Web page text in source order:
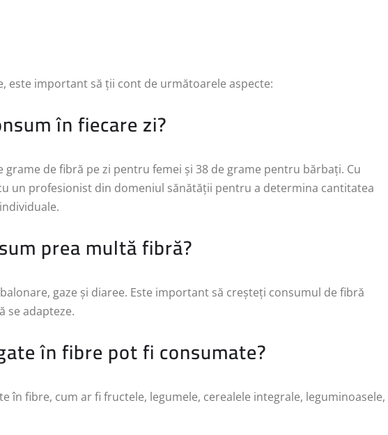
este important să ții cont de următoarele aspecte:
în fiecare zi?
grame de fibră pe zi pentru femei și 38 de grame pentru bărbați. Cu
un profesionist din domeniul sănătății pentru a determina cantitatea
prea multă fibră?
gaze și diaree. Este important să creșteți consumul de fibră
se adapteze.
în fibre pot fi consumate?
în fibre, cum ar fi fructele, legumele, cerealele integrale, leguminoasele,